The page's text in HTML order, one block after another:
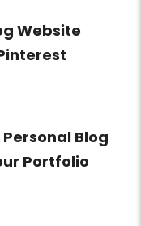
Website
Blog
Portfolio